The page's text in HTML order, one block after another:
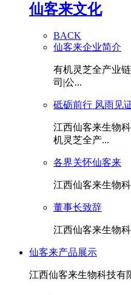
仙客来文化
BACK
仙客来企业简介
有机灵芝全产业
司|公...
砥砺前行 风雨见
江西仙客来生物
机灵芝全产...
各界关怀仙客来
江西仙客来生物
董事长致辞
江西仙客来生物
仙客来产品展示
江西仙客来生物科技有